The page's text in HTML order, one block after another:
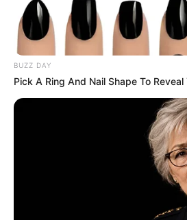
Nicia Hassel
BUZZ DAY
Pick A Ring And Nail Shape To